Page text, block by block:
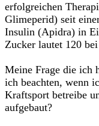
erfolgreichen
Glimeperid) seit
Insulin (Apidra) in
Zucker lautet 120
Meine Frage die ich
ich beachten, wenn
Kraftsport betreibe
aufgebaut?